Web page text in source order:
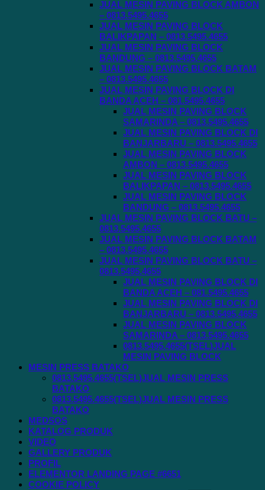
JUAL MESIN PAVING BLOCK AMBON
– 0813.5495.4655
JUAL MESIN PAVING BLOCK
BALIKPAPAN – 0813.5495.4655
JUAL MESIN PAVING BLOCK
BANDUNG – 0813.5495.4655
JUAL MESIN PAVING BLOCK BATAM
– 0813.5495.4655
JUAL MESIN PAVING BLOCK DI
BANDA ACEH – 081.5495.4655
JUAL MESIN PAVING BLOCK
SAMARINDA – 0813.5495.4655
JUAL MESIN PAVING BLOCK DI
BANJARBARU – 0813.5495.4655
JUAL MESIN PAVING BLOCK
AMBON – 0813.5495.4655
JUAL MESIN PAVING BLOCK
BALIKPAPAN – 0813.5495.4655
JUAL MESIN PAVING BLOCK
BANDUNG – 0813.5495.4655
JUAL MESIN PAVING BLOCK BATU –
0813.5495.4655
JUAL MESIN PAVING BLOCK BATAM
– 0813.5495.4655
JUAL MESIN PAVING BLOCK BATU –
0813.5495.4655
JUAL MESIN PAVING BLOCK DI
BANDA ACEH – 081.5495.4655
JUAL MESIN PAVING BLOCK DI
BANJARBARU – 0813.5495.4655
JUAL MESIN PAVING BLOCK
SAMARINDA – 0813.5495.4655
0813.5495.4655(TSEL)JUAL
MESIN PAVING BLOCK
MESIN PRESS BATAKO
0813.5495.4655(TSEL)JUAL MESIN PRESS
BATAKO
0813.5495.4655(TSEL)JUAL MESIN PRESS
BATAKO
MEDSOS
KATALOG PRODUK
VIDEO
GALLERY PRODUK
PROFIL
ELEMENTOR LANDING PAGE #6651
COOKIE POLICY